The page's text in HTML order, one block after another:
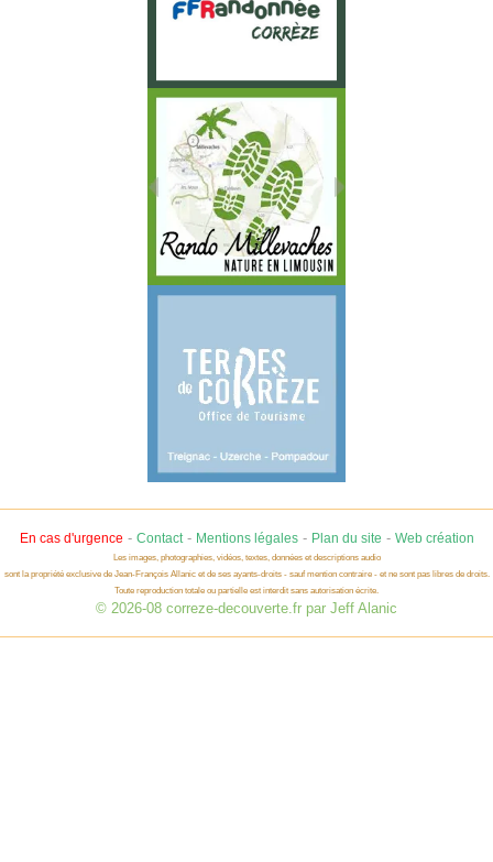
En cas d'urgence - Contact- Mentions légales- Plan du site - Web création
Les images, photographies, vidéos, textes, données et descriptions audio
sont la propriété exclusive de Jean-François Allanic et de ses ayants-droits - sauf mention contraire - et ne sont pas libres de droits.
Toute reproduction totale ou partielle est interdit sans autorisation écrite.
© 2026-08 correze-decouverte.fr par Jeff Alanic